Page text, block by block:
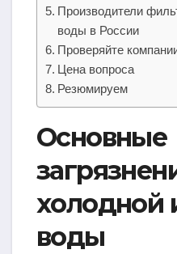
Производители
воды в России
Проверяйте
Цена вопроса
Резюмируем
Основные
холодной
воды